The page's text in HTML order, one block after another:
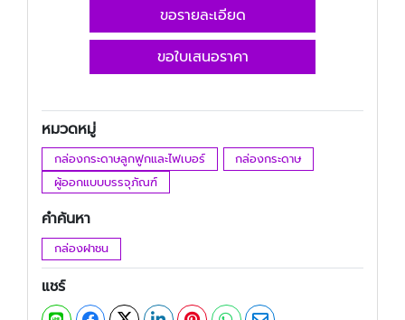
ขอรายละเอียด
ขอใบเสนอราคา
หมวดหมู่
กล่องกระดาษลูกฟูกและไฟเบอร์
กล่องกระดาษ
ผู้ออกแบบบรรจุภัณฑ์
คำค้นหา
กล่องฝาชน
แชร์